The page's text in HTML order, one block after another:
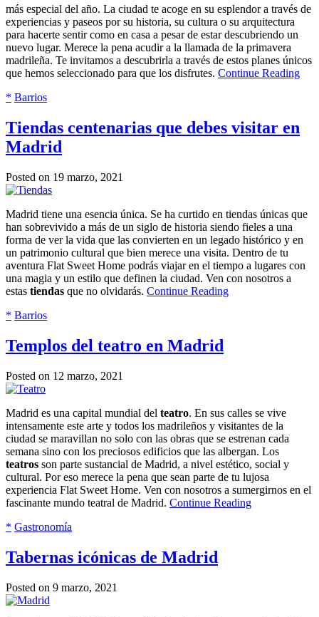
más especial del año. La ciudad te acoge en su esplendor a través de
experiencias y paseos por su historia, su cultura o su arquitectura
para hacerte sentir como en casa a pesar de estar descubriendo un
nuevo lugar. Merece la pena acudir a la llamada de la primavera
madrileña. Te invitamos a descubrirla a través de estos planes únicos
que hemos seleccionado para que los disfrutes. Continue Reading
* Barrios
Tiendas centenarias que debes visitar en
Madrid
Posted on 19 marzo, 2021
Madrid tiene una esencia única. Se ha curtido en tiendas únicas que
han sobrevivido a más de un siglo de historia siendo fieles a una
forma de ver la vida que las convierten en un legado histórico y en
un patrimonio cultural que bien merece una visita. Dentro de tu
aventura Flat Sweet Home podrás viajar en el tiempo a lugares con
una magia y un estilo que definen la ciudad. Ven con nosotros a
estas tiendas que no olvidarás. Continue Reading
* Barrios
Templos del teatro en Madrid
Posted on 12 marzo, 2021
Madrid es una capital mundial del teatro. En sus calles se vive
intensamente este arte y todos los madrileños y visitantes de la
ciudad se maravillan no solo con las obras que se estrenan cada
semana sino con los preciosos edificios que las albergan. Los
teatros son parte sustancial de Madrid, a nivel estético, social y
cultural. Por eso merece la pena que sean parte de tu lujosa
experiencia Flat Sweet Home. Ven con nosotros a sumergirnos en el
fascinante mundo teatral de Madrid. Continue Reading
* Gastronomía
Tabernas icónicas de Madrid
Posted on 9 marzo, 2021